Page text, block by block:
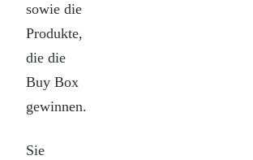
sowie die
Produkte,
die die
Buy Box
gewinnen.
Sie